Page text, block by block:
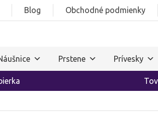
Blog Obchodné podmienky
Prstene Prívesky